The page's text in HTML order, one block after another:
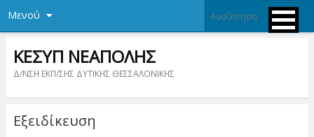
Μενού
ΚΕΣΥΠ ΝΕΑΠΟΛΗΣ
Δ/ΝΣΗ ΕΚΠ/ΣΗΣ ΔΥΤΙΚΗΣ ΘΕΣΣΑΛΟΝΙΚΗΣ
Εξειδίκευση